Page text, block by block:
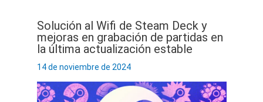
Solución al Wifi de Steam Deck y
mejoras en grabación de partidas en
la última actualización estable
14 de noviembre de 2024